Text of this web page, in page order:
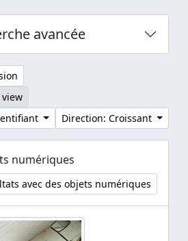
avancée
view
Direction: Croissant
numériques
avec des objets numériques